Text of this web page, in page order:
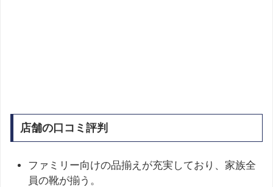
店舗の口コミ評判
ファミリー向けの品揃えが充実しており、家族全
員の靴が揃う。